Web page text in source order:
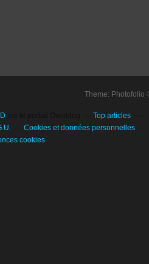
Theme:
Top articles
Cookies et données personnelles
cookies